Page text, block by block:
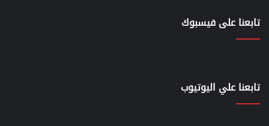
تابعنا على فيسبوك
تابعنا علي اليوتيوب